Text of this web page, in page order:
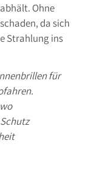
Ohne
da sich
Strahlung ins
für